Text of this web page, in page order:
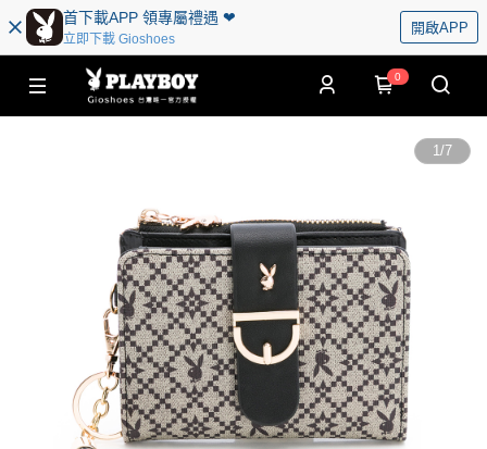
首下載APP 領專屬禮遇 ❤︎
立即下載 Gioshoes
開啟APP
0
1/7